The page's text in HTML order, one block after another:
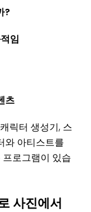
?
임
츠
릭터 생성기, 스
와 아티스트를
로그램이 있습
사진에서